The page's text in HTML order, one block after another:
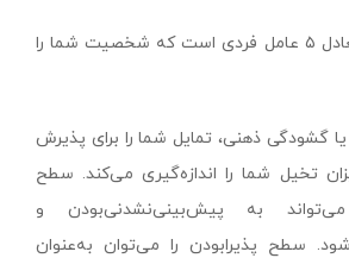
این آزمون ارزیابی تعادل ۵ عامل فردی است که شخصیت شما را
یا گشودگی ذهنی، تمایل شما را برای پذیرش
تخیل شما را اندازه‌گیری می‌کند. سطح
می‌تواند به پیش‌بینی‌نشدنی‌بودن و
سطح پذیرابودن را می‌توان به‌عنوان